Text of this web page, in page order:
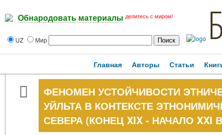
Обнародовать материалы делитесь с миром!
UZ Мир
Главная Авторы Статьи
ФЕНОМЕН УСТОЙЧИВОСТИ
УЙЛЬТА В КОНТЕКСТЕ
СЕВЕРА (КОНЕЦ XIX - НАЧАЛО XXI